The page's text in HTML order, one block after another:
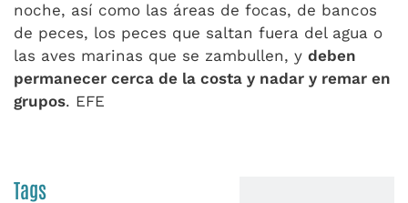
noche, así como las áreas de focas, de bancos
de peces, los peces que saltan fuera del agua o
las aves marinas que se zambullen, y deben
permanecer cerca de la costa y nadar y remar en
grupos. EFE
Tags